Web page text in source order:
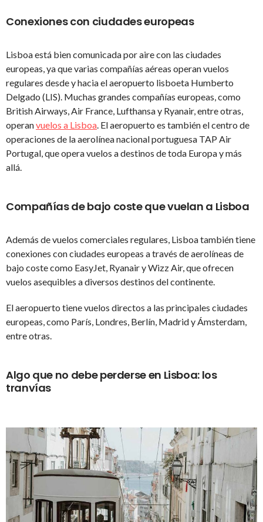
Conexiones con ciudades europeas
Lisboa está bien comunicada por aire con las ciudades
europeas, ya que varias compañías aéreas operan vuelos
regulares desde y hacia el aeropuerto lisboeta Humberto
Delgado (LIS). Muchas grandes compañías europeas, como
British Airways, Air France, Lufthansa y Ryanair, entre otras,
operanvuelos a Lisboa . El aeropuerto es también el centro de
operaciones de la aerolínea nacional portuguesa TAP Air
Portugal, que opera vuelos a destinos de toda Europa y más
allá.
Compañías de bajo coste que vuelan a Lisboa
Además de vuelos comerciales regulares, Lisboa también tiene
conexiones con ciudades europeas a través de aerolíneas de
bajo coste como EasyJet, Ryanair y Wizz Air, que ofrecen
vuelos asequibles a diversos destinos del continente.
El aeropuerto tiene vuelos directos a las principales ciudades
europeas, como París, Londres, Berlín, Madrid y Ámsterdam,
entre otras.
Algo que no debe perderse en Lisboa: los
tranvías